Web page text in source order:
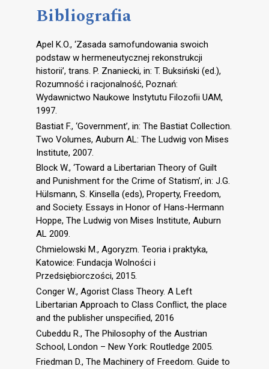
Bibliografia
Apel K.O., ‘Zasada samofundowania swoich
podstaw w hermeneutycznej rekonstrukcji
historii’, trans. P. Znaniecki, in: T. Buksiński (ed.),
Rozumność i racjonalność, Poznań:
Wydawnictwo Naukowe Instytutu Filozoﬁi UAM,
1997.
Bastiat F., ‘Government’, in: The Bastiat Collection.
Two Volumes, Auburn AL: The Ludwig von Mises
Institute, 2007.
Block W., ‘Toward a Libertarian Theory of Guilt
and Punishment for the Crime of Statism’, in: J.G.
Hülsmann, S. Kinsella (eds), Property, Freedom,
and Society. Essays in Honor of Hans-Hermann
Hoppe, The Ludwig von Mises Institute, Auburn
AL 2009.
Chmielowski M., Agoryzm. Teoria i praktyka,
Katowice: Fundacja Wolności i
Przedsiębiorczości, 2015.
Conger W., Agorist Class Theory. A Left
Libertarian Approach to Class Conﬂict, the place
and the publisher unspeciﬁed, 2016
Cubeddu R., The Philosophy of the Austrian
School, London – New York: Routledge 2005.
Friedman D., The Machinery of Freedom. Guide to